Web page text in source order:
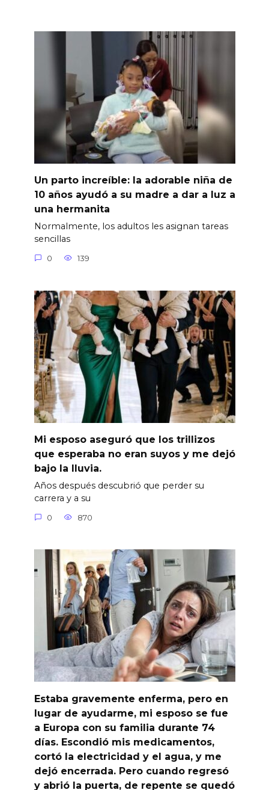
Un parto increíble: la adorable niña de
10 años ayudó a su madre a dar a luz a
una hermanita
Normalmente, los adultos les asignan tareas
sencillas
0 139
Mi esposo aseguró que los trillizos
que esperaba no eran suyos y me dejó
bajo la lluvia.
Años después descubrió que perder su
carrera y a su
0 870
Estaba gravemente enferma, pero en
lugar de ayudarme, mi esposo se fue
a Europa con su familia durante 74
días. Escondió mis medicamentos,
cortó la electricidad y el agua, y me
dejó encerrada. Pero cuando regresó
y abrió la puerta, de repente se quedó